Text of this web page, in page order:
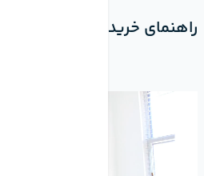
راهنمای خرید از سایت